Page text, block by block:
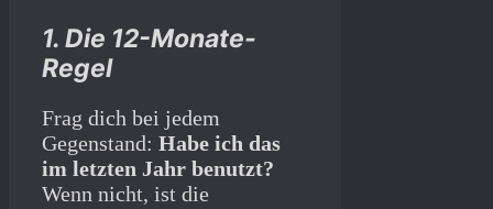
1. Die 12-Monate-
Regel
Frag dich bei jedem
Gegenstand: Habe ich das
im letzten Jahr benutzt?
Wenn nicht, ist die